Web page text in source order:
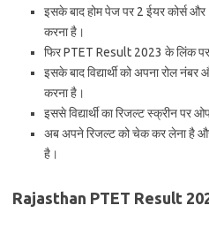
इसके बाद होम पेज पर 2 ईयर कोर्स
करना है।
फिर PTET Result 2023 के लिंक
इसके बाद विद्यार्थी को अपना रोल
करना है।
इससे विद्यार्थी का रिजल्ट स्क्रीन पर
अब अपने रिजल्ट को चेक कर लेना है
है।
Rajasthan PTET Result